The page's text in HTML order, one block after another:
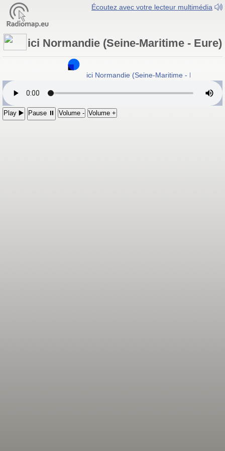
Écoutez avec votre lecteur multimédia
ici Normandie (Seine-Maritime - Eure)
ici Normandie (Seine-Maritime - Eure)
Play ▶️ Pause ⏸ Volume - Volume +